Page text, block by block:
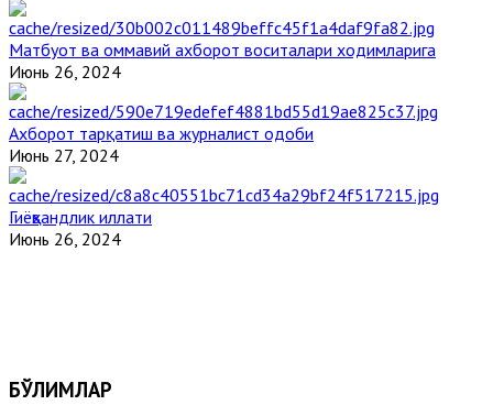
Матбуот ва оммавий ахборот воситалари ходимларига
Июнь 26, 2024
Ахборот тарқатиш ва журналист одоби
Июнь 27, 2024
Гиёҳвандлик иллати
Июнь 26, 2024
БЎЛИМЛАР